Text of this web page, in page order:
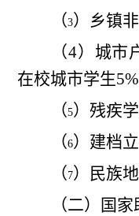
（3）乡镇
（4）城市
在校城市学生5%
（5）残疾
（6）建档
（ 7）民族
（二）国